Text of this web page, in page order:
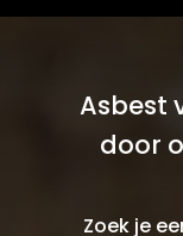
Asbest
door
Zoek je